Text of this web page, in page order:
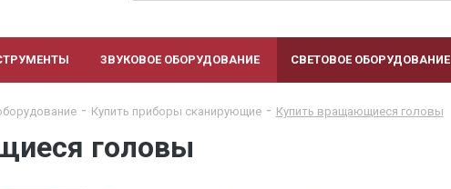
ЗВУКОВОЕ ОБОРУДОВАНИЕ СВЕТОВОЕ ОБОРУДОВАНИЕ
Купить приборы сканирующие Купить вращающиеся головы
головы